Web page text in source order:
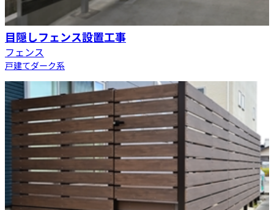
目隠しフェンス設置工事
フェンス
戸建てダーク系